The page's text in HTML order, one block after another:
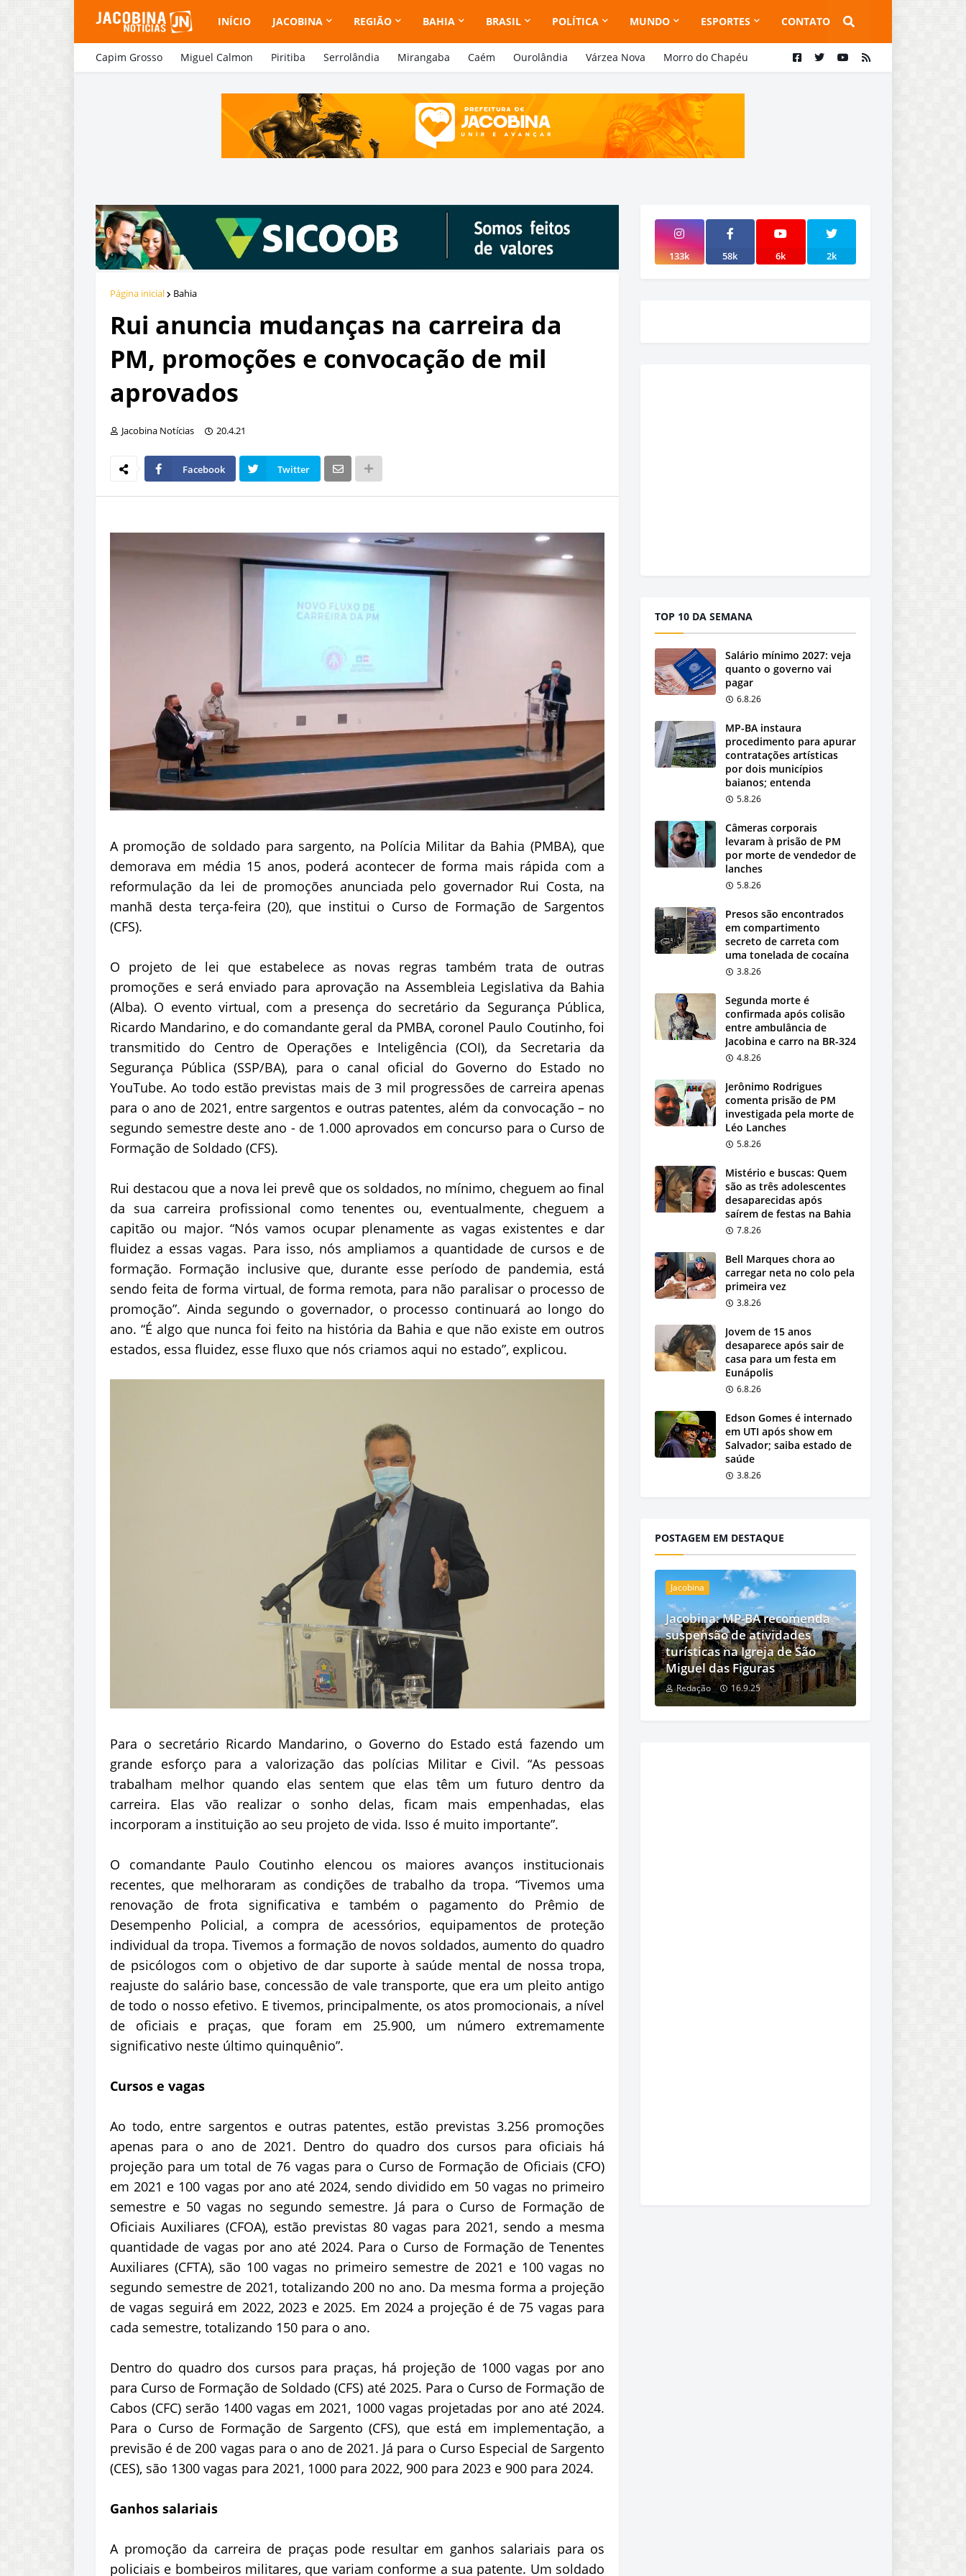
INÍCIO JACOBINA REGIÃO BAHIA BRASIL POLÍTICA MUNDO ESPORTES CONTATO
Capim Grosso Miguel Calmon Piritiba Serrolândia Mirangaba Caém Ourolândia Várzea Nova Morro do Chapéu
Página inicial Bahia
Rui anuncia mudanças na carreira da
PM, promoções e convocação de mil
aprovados
Jacobina Notícias 20.4.21
Facebook Twitter
A promoção de soldado para sargento, na Polícia Militar da Bahia (PMBA), que
demorava em média 15 anos, poderá acontecer de forma mais rápida com a
reformulação da lei de promoções anunciada pelo governador Rui Costa, na
manhã desta terça-feira (20), que institui o Curso de Formação de Sargentos
(CFS).
O projeto de lei que estabelece as novas regras também trata de outras
promoções e será enviado para aprovação na Assembleia Legislativa da Bahia
(Alba). O evento virtual, com a presença do secretário da Segurança Pública,
Ricardo Mandarino, e do comandante geral da PMBA, coronel Paulo Coutinho, foi
transmitido do Centro de Operações e Inteligência (COI), da Secretaria da
Segurança Pública (SSP/BA), para o canal oficial do Governo do Estado no
YouTube. Ao todo estão previstas mais de 3 mil progressões de carreira apenas
para o ano de 2021, entre sargentos e outras patentes, além da convocação – no
segundo semestre deste ano - de 1.000 aprovados em concurso para o Curso de
Formação de Soldado (CFS).
Rui destacou que a nova lei prevê que os soldados, no mínimo, cheguem ao final
da sua carreira profissional como tenentes ou, eventualmente, cheguem a
capitão ou major. “Nós vamos ocupar plenamente as vagas existentes e dar
fluidez a essas vagas. Para isso, nós ampliamos a quantidade de cursos e de
formação. Formação inclusive que, durante esse período de pandemia, está
sendo feita de forma virtual, de forma remota, para não paralisar o processo de
promoção”. Ainda segundo o governador, o processo continuará ao longo do
ano. “É algo que nunca foi feito na história da Bahia e que não existe em outros
estados, essa fluidez, esse fluxo que nós criamos aqui no estado”, explicou.
Para o secretário Ricardo Mandarino, o Governo do Estado está fazendo um
grande esforço para a valorização das polícias Militar e Civil. “As pessoas
trabalham melhor quando elas sentem que elas têm um futuro dentro da
carreira. Elas vão realizar o sonho delas, ficam mais empenhadas, elas
incorporam a instituição ao seu projeto de vida. Isso é muito importante”.
O comandante Paulo Coutinho elencou os maiores avanços institucionais
recentes, que melhoraram as condições de trabalho da tropa. “Tivemos uma
renovação de frota significativa e também o pagamento do Prêmio de
Desempenho Policial, a compra de acessórios, equipamentos de proteção
individual da tropa. Tivemos a formação de novos soldados, aumento do quadro
de psicólogos com o objetivo de dar suporte à saúde mental de nossa tropa,
reajuste do salário base, concessão de vale transporte, que era um pleito antigo
de todo o nosso efetivo. E tivemos, principalmente, os atos promocionais, a nível
de oficiais e praças, que foram em 25.900, um número extremamente
significativo neste último quinquênio”.
Cursos e vagas
Ao todo, entre sargentos e outras patentes, estão previstas 3.256 promoções
apenas para o ano de 2021. Dentro do quadro dos cursos para oficiais há
projeção para um total de 76 vagas para o Curso de Formação de Oficiais (CFO)
em 2021 e 100 vagas por ano até 2024, sendo dividido em 50 vagas no primeiro
semestre e 50 vagas no segundo semestre. Já para o Curso de Formação de
Oficiais Auxiliares (CFOA), estão previstas 80 vagas para 2021, sendo a mesma
quantidade de vagas por ano até 2024. Para o Curso de Formação de Tenentes
Auxiliares (CFTA), são 100 vagas no primeiro semestre de 2021 e 100 vagas no
segundo semestre de 2021, totalizando 200 no ano. Da mesma forma a projeção
de vagas seguirá em 2022, 2023 e 2025. Em 2024 a projeção é de 75 vagas para
cada semestre, totalizando 150 para o ano.
Dentro do quadro dos cursos para praças, há projeção de 1000 vagas por ano
para Curso de Formação de Soldado (CFS) até 2025. Para o Curso de Formação de
Cabos (CFC) serão 1400 vagas em 2021, 1000 vagas projetadas por ano até 2024.
Para o Curso de Formação de Sargento (CFS), que está em implementação, a
previsão é de 200 vagas para o ano de 2021. Já para o Curso Especial de Sargento
(CES), são 1300 vagas para 2021, 1000 para 2022, 900 para 2023 e 900 para 2024.
Ganhos salariais
A promoção da carreira de praças pode resultar em ganhos salariais para os
policiais e bombeiros militares, que variam conforme a sua patente. Um soldado
133k 58k 6k 2k
TOP 10 DA SEMANA
Salário mínimo 2027: veja
quanto o governo vai
pagar
6.8.26
MP-BA instaura
procedimento para apurar
contratações artísticas
por dois municípios
baianos; entenda
5.8.26
Câmeras corporais
levaram à prisão de PM
por morte de vendedor de
lanches
5.8.26
Presos são encontrados
em compartimento
secreto de carreta com
uma tonelada de cocaína
3.8.26
Segunda morte é
confirmada após colisão
entre ambulância de
Jacobina e carro na BR-324
4.8.26
Jerônimo Rodrigues
comenta prisão de PM
investigada pela morte de
Léo Lanches
5.8.26
Mistério e buscas: Quem
são as três adolescentes
desaparecidas após
saírem de festas na Bahia
7.8.26
Bell Marques chora ao
carregar neta no colo pela
primeira vez
3.8.26
Jovem de 15 anos
desaparece após sair de
casa para um festa em
Eunápolis
6.8.26
Edson Gomes é internado
em UTI após show em
Salvador; saiba estado de
saúde
3.8.26
POSTAGEM EM DESTAQUE
Jacobina
Jacobina: MP-BA recomenda
suspensão de atividades
turísticas na Igreja de São
Miguel das Figuras
Redação 16.9.25